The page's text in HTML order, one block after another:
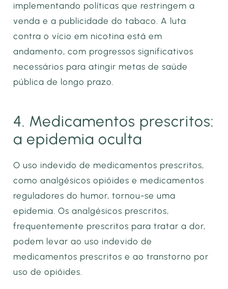
implementando políticas que restringem a
venda e a publicidade do tabaco. A luta
contra o vício em nicotina está em
andamento, com progressos significativos
necessários para atingir metas de saúde
pública de longo prazo.
4. Medicamentos prescritos:
a epidemia oculta
O uso indevido de medicamentos prescritos,
como analgésicos opióides e medicamentos
reguladores do humor, tornou-se uma
epidemia. Os analgésicos prescritos,
frequentemente prescritos para tratar a dor,
podem levar ao uso indevido de
medicamentos prescritos e ao transtorno por
uso de opióides.